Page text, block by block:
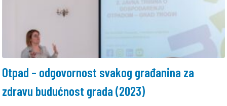
Otpad – odgovornost svakog građanina za
zdravu budućnost grada (2023)